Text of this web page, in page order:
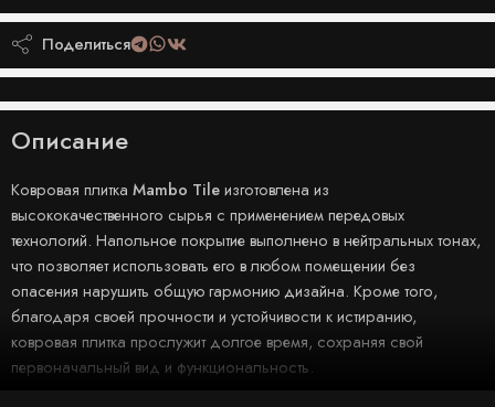
Поделиться
Описание
Ковровая плитка Mambo Tileизготовлена из
высококачественного сырья с применением передовых
технологий. Напольное покрытие выполнено в нейтральных тонах,
что позволяет использовать его в любом помещении без
опасения нарушить общую гармонию дизайна. Кроме того,
благодаря своей прочности и устойчивости к истиранию,
ковровая плитка прослужит долгое время, сохраняя свой
первоначальный вид и функциональность.